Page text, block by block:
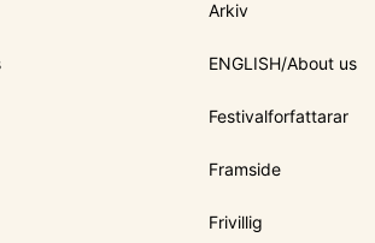
Arkiv
ENGLISH/About us
Festivalforfattarar
Framside
Frivillig